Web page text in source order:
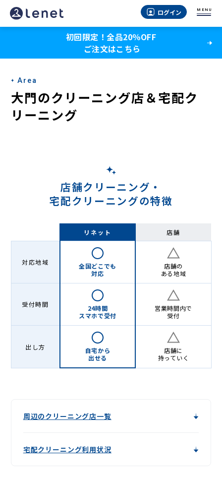
大
門
宅
配
ク
Lenet〈リ
ネ
ログイン MENU
初回限定！全品20％OFF
ご注文はこちら
Area
大門のクリーニング店＆宅配ク
リーニング
店舗クリーニング・
宅配クリーニングの特徴
リネット 店舗
対応地域
全国どこでも
対応
店舗の
ある地域
受付時間
24時間
スマホで受付
営業時間内で
受付
出し方
自宅から
出せる
店舗に
持っていく
周辺のクリーニング店一覧
宅配クリーニング利用状況